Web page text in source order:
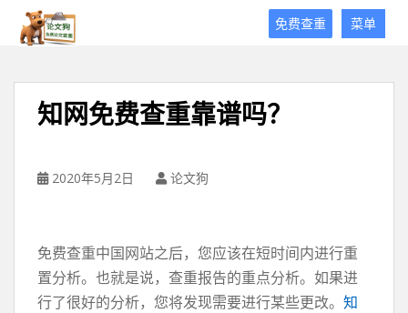
菜单
免费查重
知网免费查重靠谱吗？
2020年5月2日 论文狗
免费查重中国网站之后，您应该在短时间内进行重
置分析。也就是说，查重报告的重点分析。如果进
行了很好的分析，您将发现需要进行某些更改。 知